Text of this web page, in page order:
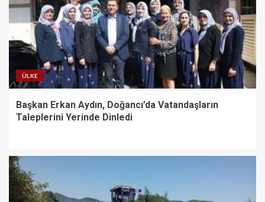
ÜLKE
Başkan Erkan Aydın, Doğancı’da Vatandaşların
Taleplerini Yerinde Dinledi